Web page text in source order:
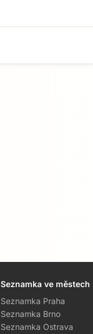
Seznamka ve městech
Seznamka Praha
Seznamka Brno
Seznamka Ostrava